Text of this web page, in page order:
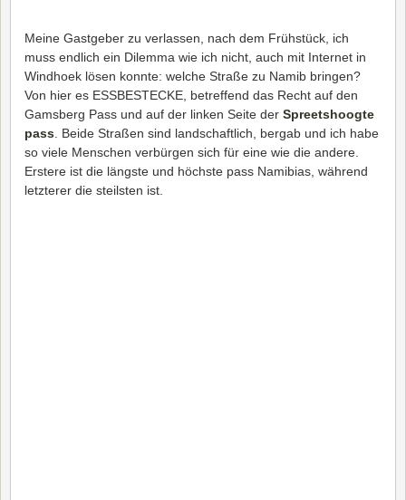
Meine Gastgeber zu verlassen, nach dem Frühstück, ich
muss endlich ein Dilemma wie ich nicht, auch mit Internet in
Windhoek lösen konnte: welche Straße zu Namib bringen?
Von hier es ESSBESTECKE, betreffend das Recht auf den
Gamsberg Pass und auf der linken Seite der Spreetshoogte
pass . Beide Straßen sind landschaftlich, bergab und ich habe
so viele Menschen verbürgen sich für eine wie die andere.
Erstere ist die längste und höchste pass Namibias, während
letzterer die steilsten ist.